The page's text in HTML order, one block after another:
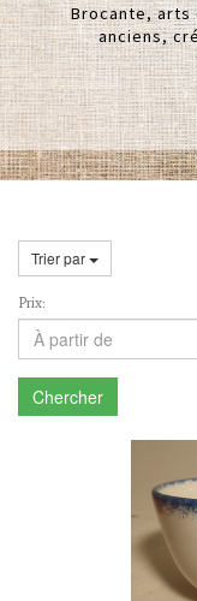
Brocante, arts
anciens,
Trier par
Prix:
Chercher